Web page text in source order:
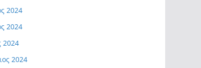
2024
2024
2024
2024